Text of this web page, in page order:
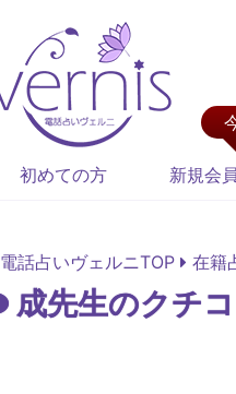
初めての方 新規会
電話占いヴェルニTOP 在籍
成先生のクチコ